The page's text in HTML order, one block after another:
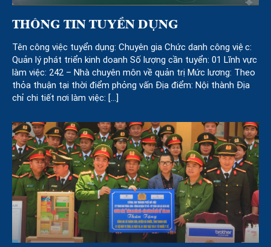
THÔNG TIN TUYỂN DỤNG
Tên công việc tuyển dụng: Chuyên gia Chức danh công việc:
Quản lý phát triển kinh doanh Số lượng cần tuyển: 01 Lĩnh vực
làm việc: 242 – Nhà chuyên môn về quản trị Mức lương: Theo
thỏa thuận tại thời điểm phỏng vấn Địa điểm: Nội thành Địa
chỉ chi tiết nơi làm việc: […]